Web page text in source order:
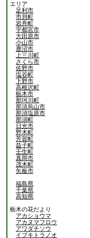
エリア
足利市
市貝町
岩舟町
宇都宮市
大田原市
小山市
鹿沼市
上三川町
さくら市
佐野市
塩谷町
下野市
高根沢町
栃木市
那珂川町
那須烏山市
那須塩原市
那須町
日光市
野木町
芳賀町
益子町
壬生町
真岡市
茂木町
矢板市
福島県
千葉県
高知県
栃木の花だより
アカショウマ
アカヌマフロウ
アワダチソウ
イブキトラノオ